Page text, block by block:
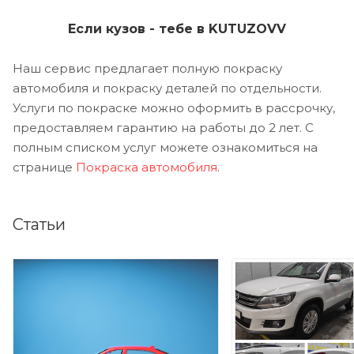
Если кузов - тебе в KUTUZOVV
Наш сервис предлагает полную покраску
автомобиля и покраску деталей по отдельности.
Услуги по покраске можно оформить в рассрочку,
предоставляем гарантию на работы до 2 лет. С
полным списком услуг можете ознакомиться на
странице Покраска автомобиля.
Статьи